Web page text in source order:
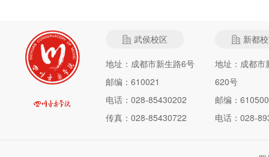
武侯校区
地址：成都市新生路6号
邮编：610021
电话：028-85430202
传真：028-85430722
新都
地址：成都市
620号
邮编：610500
电话：028-